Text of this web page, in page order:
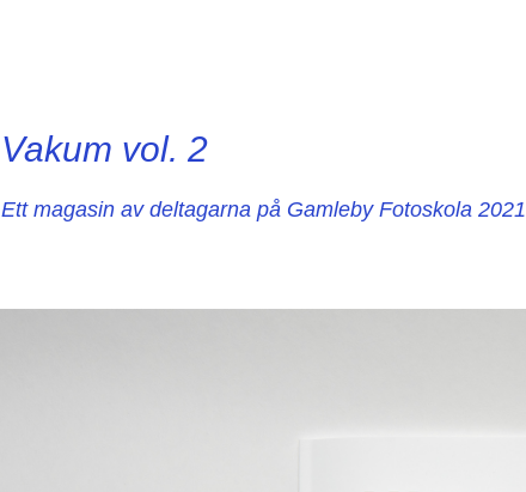
Vakum vol. 2
Ett magasin av deltagarna på Gamleby Fotoskola 2021